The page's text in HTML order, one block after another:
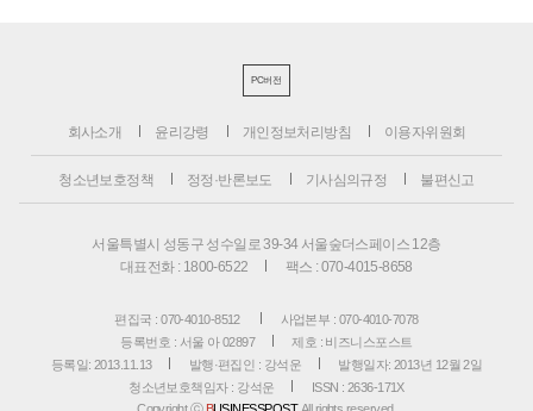
PC버전
회사소개 윤리강령 개인정보처리방침 이용자위원회
청소년보호정책 정정·반론보도 기사심의규정 불편신고
서울특별시 성동구 성수일로 39-34 서울숲더스페이스 12층
대표전화 : 1800-6522
팩스 : 070-4015-8658
편집국 : 070-4010-8512
사업본부 : 070-4010-7078
등록번호 : 서울 아 02897
제호 : 비즈니스포스트
등록일: 2013.11.13
발행·편집인 : 강석운
발행일자: 2013년 12월 2일
청소년보호책임자 : 강석운
ISSN : 2636-171X